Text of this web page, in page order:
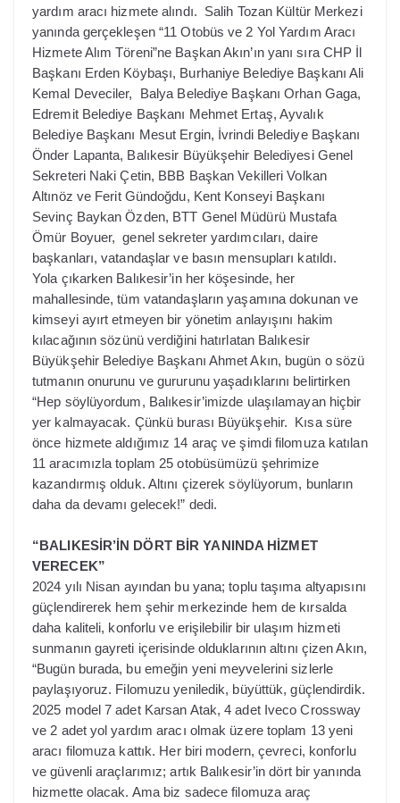
yardım aracı hizmete alındı. Salih Tozan Kültür Merkezi
yanında gerçekleşen “11 Otobüs ve 2 Yol Yardım Aracı
Hizmete Alım Töreni”ne Başkan Akın’ın yanı sıra CHP İl
Başkanı Erden Köybaşı, Burhaniye Belediye Başkanı Ali
Kemal Deveciler, Balya Belediye Başkanı Orhan Gaga,
Edremit Belediye Başkanı Mehmet Ertaş, Ayvalık
Belediye Başkanı Mesut Ergin, İvrindi Belediye Başkanı
Önder Lapanta, Balıkesir Büyükşehir Belediyesi Genel
Sekreteri Naki Çetin, BBB Başkan Vekilleri Volkan
Altınöz ve Ferit Gündoğdu, Kent Konseyi Başkanı
Sevinç Baykan Özden, BTT Genel Müdürü Mustafa
Ömür Boyuer, genel sekreter yardımcıları, daire
başkanları, vatandaşlar ve basın mensupları katıldı.
Yola çıkarken Balıkesir’in her köşesinde, her
mahallesinde, tüm vatandaşların yaşamına dokunan ve
kimseyi ayırt etmeyen bir yönetim anlayışını hakim
kılacağının sözünü verdiğini hatırlatan Balıkesir
Büyükşehir Belediye Başkanı Ahmet Akın, bugün o sözü
tutmanın onurunu ve gururunu yaşadıklarını belirtirken
“Hep söylüyordum, Balıkesir’imizde ulaşılamayan hiçbir
yer kalmayacak. Çünkü burası Büyükşehir. Kısa süre
önce hizmete aldığımız 14 araç ve şimdi filomuza katılan
11 aracımızla toplam 25 otobüsümüzü şehrimize
kazandırmış olduk. Altını çizerek söylüyorum, bunların
daha da devamı gelecek!” dedi.
“BALIKESİR’İN DÖRT BİR YANINDA HİZMET
VERECEK”
2024 yılı Nisan ayından bu yana; toplu taşıma altyapısını
güçlendirerek hem şehir merkezinde hem de kırsalda
daha kaliteli, konforlu ve erişilebilir bir ulaşım hizmeti
sunmanın gayreti içerisinde olduklarının altını çizen Akın,
“Bugün burada, bu emeğin yeni meyvelerini sizlerle
paylaşıyoruz. Filomuzu yeniledik, büyüttük, güçlendirdik.
2025 model 7 adet Karsan Atak, 4 adet Iveco Crossway
ve 2 adet yol yardım aracı olmak üzere toplam 13 yeni
aracı filomuza kattık. Her biri modern, çevreci, konforlu
ve güvenli araçlarımız; artık Balıkesir’in dört bir yanında
hizmette olacak. Ama biz sadece filomuza araç